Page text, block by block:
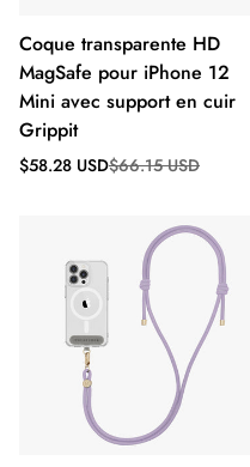
Coque transparente HD
MagSafe pour iPhone 12
Mini avec support en cuir
Grippit
Prix
$58.28 USD
Prix
$66.15 USD